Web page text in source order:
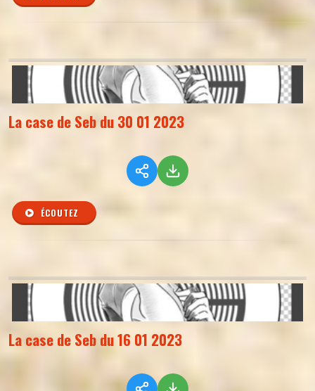
La case de Seb du 30 01 2023
ÉCOUTEZ
La case de Seb du 16 01 2023